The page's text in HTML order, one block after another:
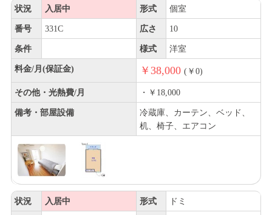
状況 入居中 形式 個室
番号 331C 広さ 10
条件 様式 洋室
料金/月(保証金) ￥38,000 (￥0)
その他・光熱費/月 ・￥18,000
備考・部屋設備
冷蔵庫、カーテン、ベッド、
机、椅子、エアコン
状況 入居中 形式 ドミ